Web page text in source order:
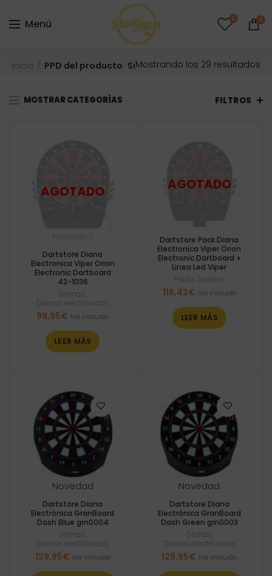
Menú 0 0
Inicio PPD del producto SiMostrando los 29 resultados
MOSTRAR CATEGORÍAS FILTROS
Dartstore Diana
Electronica Viper Orion
Electronic Dartboard
42-1036
Dianas
Dianas electrónicas
99,95€ Iva incluido
LEER MÁS
Dartstore Pack Diana
Electronica Viper Orion
Electronic Dartboard +
Linea Led Viper
Packs Dardos
116,42€ Iva incluido
LEER MÁS
Novedad
Dartstore Diana
Electrónica GranBoard
Dash Blue grn0004
Dianas
Dianas electrónicas
129,95€ Iva incluido
Novedad
Dartstore Diana
Electrónica GranBoard
Dash Green grn0003
Dianas
Dianas electrónicas
129,95€ Iva incluido